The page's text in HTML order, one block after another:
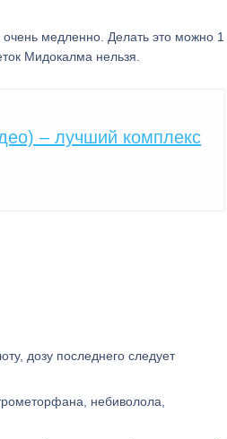
медленно. Делать это можно 1
Мидокалма нельзя.
– лучший комплекс
дозу последнего следует
небиволола,